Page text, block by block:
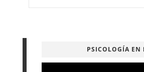
PSICOLOGÍA EN